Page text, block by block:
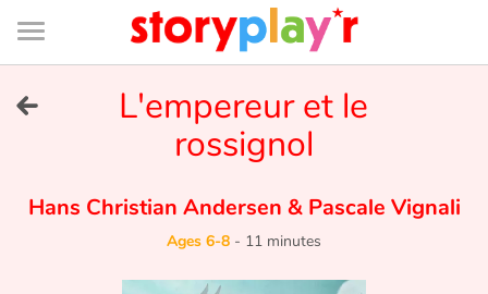
Connexion
Bibliothèque
de
page
Try for free
L'empereur et le
rossignol
Hans Christian Andersen &Pascale Vignali
Ages 6-8 - 11 minutes